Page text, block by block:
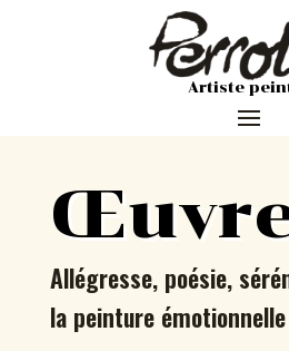
Artiste
Allégresse, poésie,
la peinture